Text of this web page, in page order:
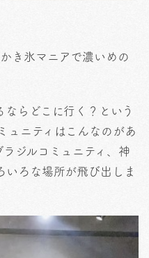
き氷マニアで濃いめの
らどこに行く？という
ュニティはこんなのがあ
ジルコミュニティ、神
いろな場所が飛び出しま